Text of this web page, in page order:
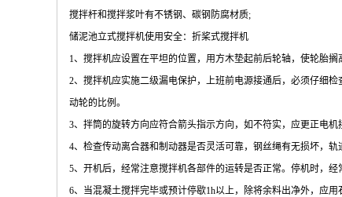
搅拌杆和搅拌浆叶有不锈钢、碳钢防腐材质;
储泥池立式搅拌机使用安全：折桨式搅拌机
1、搅拌机应设置在平坦的位置，用方木垫起前后轮轴，使轮胎搁
2、搅拌机应实施二级漏电保护，上班前电源接通后，必须仔细
动轮的比例。
3、拌筒的旋转方向应符合箭头指示方向，如不符实，应更正电机
4、检查传动离合器和制动器是否灵活可靠，钢丝绳有无损坏，
5、开机后，经常注意搅拌机各部件的运转是否正常。停机时，
6、当混凝土搅拌完毕或预计停歇1h以上，除将余料出净外，应